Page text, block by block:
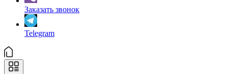
Заказать звонок
Telegram